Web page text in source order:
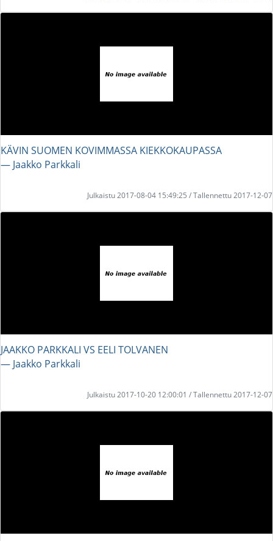
KÄVIN SUOMEN KOVIMMASSA KIEKKOKAUPASSA
― Jaakko Parkkali
Julkaistu 2017-08-04 15:49:25 / Tallennettu 2017-12-07
JAAKKO PARKKALI VS EELI TOLVANEN
― Jaakko Parkkali
Julkaistu 2017-10-20 12:00:01 / Tallennettu 2017-12-07